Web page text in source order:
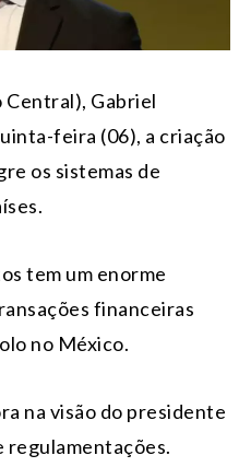
Central), Gabriel
feira (06), a criação
os sistemas de
tem um enorme
financeiras
no México.
na visão do presidente
regulamentações.